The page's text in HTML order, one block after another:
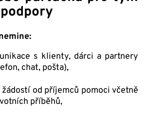
s klienty, dárci a partnery
chat, pošta),
žádostí od příjemců pomoci včetně
příběhů,